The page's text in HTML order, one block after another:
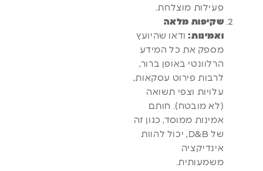
פעילות מוצלחת.
שקיפות מלאה
ואמינות:ודאו שהיועץ
מספק את כל המידע
הרלוונטי באופן ברור,
לרבות פירוט עסקאות,
עלויות וצפי תשואה
(לא מובטח). חותם
אמינות ממוסד, כגון זה
של D&B, יכול להוות
אינדיקציה
משמעותית.